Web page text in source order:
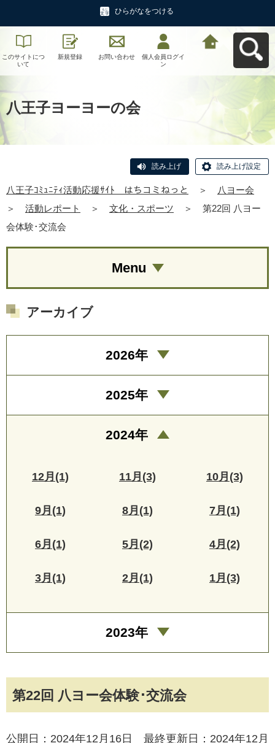
ひらがなをつける
このサイトにつ
いて
新規登録 お問い合わせ
個人会員ログイ
ン
八王子ヨーヨーの会
読み上げ 読み上げ設定
八王子ｺﾐｭﾆﾃｨ活動応援ｻｲﾄ はちコミねっと ＞
八ヨー会
＞
活動レポート ＞ 文化・スポーツ ＞
第22回 八ヨー
会体験･交流会
第22回 八ヨー会体験･交流会
公開日：2024年12月16日 最終更新日：2024年12月
Menu
アーカイブ
2026年
2025年
2024年
12月(1) 11月(3) 10月(3)
9月(1) 8月(1) 7月(1)
6月(1) 5月(2) 4月(2)
3月(1) 2月(1) 1月(3)
2023年